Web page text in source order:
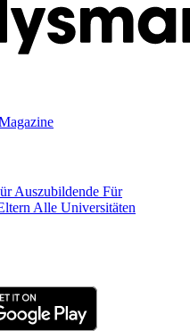
Auszubildende Für
Alle Universitäten